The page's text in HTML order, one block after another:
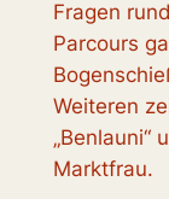
Fragen
Parcours
Weiteren
„Benlauni“
Marktfrau.